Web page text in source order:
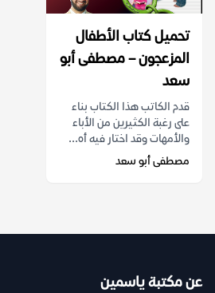
تحميل كتاب الأطفال
المزعجون – مصطفى أبو
سعد
قدم الكاتب هذا الكتاب بناء
على رغبة الكثيرين من الأباء
والأمهات وقد اختار فيه أه...
مصطفى أبو سعد
عن مكتبة ياسمين